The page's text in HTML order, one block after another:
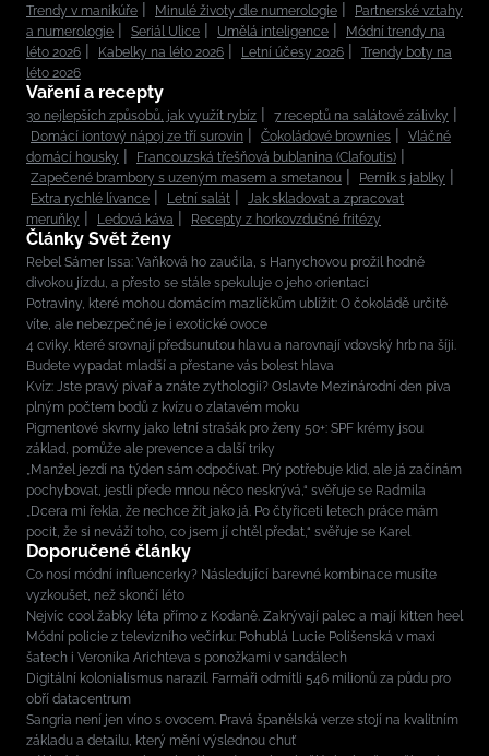
Trendy v manikúře Minulé životy dle numerologie
Partnerské vztahy
a numerologie
Seriál Ulice Umělá inteligence
Módní trendy na
léto 2026
Kabelky na léto 2026 Letní účesy 2026
Trendy boty na
léto 2026
Vaření a recepty
30 nejlepších způsobů, jak využít rybíz
7 receptů na salátové zálivky
Domácí iontový nápoj ze tří surovin
Čokoládové brownies
Vláčné
domácí housky
Francouzská třešňová bublanina (Clafoutis)
Zapečené brambory s uzeným masem a smetanou
Perník s jablky
Extra rychlé lívance
Letní salát
Jak skladovat a zpracovat
meruňky
Ledová káva Recepty z horkovzdušné fritézy
Články Svět ženy
Rebel Sámer Issa: Vaňková ho zaučila, s Hanychovou prožil hodně
divokou jízdu, a přesto se stále spekuluje o jeho orientaci
Potraviny, které mohou domácím mazlíčkům ublížit: O čokoládě určitě
víte, ale nebezpečné je i exotické ovoce
4 cviky, které srovnají předsunutou hlavu a narovnají vdovský hrb na šíji.
Budete vypadat mladší a přestane vás bolest hlava
Kvíz: Jste pravý pivař a znáte zythologii? Oslavte Mezinárodní den piva
plným počtem bodů z kvízu o zlatavém moku
Pigmentové skvrny jako letní strašák pro ženy 50+: SPF krémy jsou
základ, pomůže ale prevence a další triky
„Manžel jezdí na týden sám odpočívat. Prý potřebuje klid, ale já začínám
pochybovat, jestli přede mnou něco neskrývá,“ svěřuje se Radmila
„Dcera mi řekla, že nechce žít jako já. Po čtyřiceti letech práce mám
pocit, že si neváží toho, co jsem jí chtěl předat,“ svěřuje se Karel
Doporučené články
Co nosí módní influencerky? Následující barevné kombinace musíte
vyzkoušet, než skončí léto
Nejvíc cool žabky léta přímo z Kodaně. Zakrývají palec a mají kitten heel
Módní policie z televizního večírku: Pohublá Lucie Polišenská v maxi
šatech i Veronika Arichteva s ponožkami v sandálech
Digitální kolonialismus narazil. Farmáři odmítli 546 milionů za půdu pro
obří datacentrum
Sangria není jen víno s ovocem. Pravá španělská verze stojí na kvalitním
základu a detailu, který mění výslednou chuť